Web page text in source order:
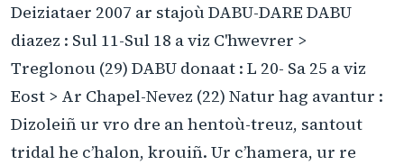
Deiziataer 2007 ar stajoù DABU-DARE DABU
diazez : Sul 11-Sul 18 a viz C'hwevrer >
Treglonou (29) DABU donaat : L 20- Sa 25 a viz
Eost > Ar Chapel-Nevez (22) Natur hag avantur :
Dizoleiñ ur vro dre an hentoù-treuz, santout
tridal he c’halon, krouiñ. Ur c’hamera, ur re